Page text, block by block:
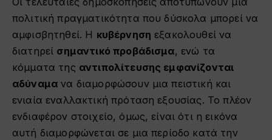
πολιτική πραγματικότητα που δύσκολα μπορεί να
αμφισβητηθεί. Η κυβέρνηση εξακολουθεί να
διατηρεί σημαντικό προβάδισμα, ενώ τα
κόμματα της αντιπολίτευσης εμφανίζονται
αδύναμα να διαμορφώσουν μια πειστική και
ενιαία εναλλακτική πρόταση εξουσίας. Το πλέον
ενδιαφέρον στοιχείο, όμως, είναι ότι η εικόνα
αυτή διαμορφώνεται σε μια περίοδο κατά την